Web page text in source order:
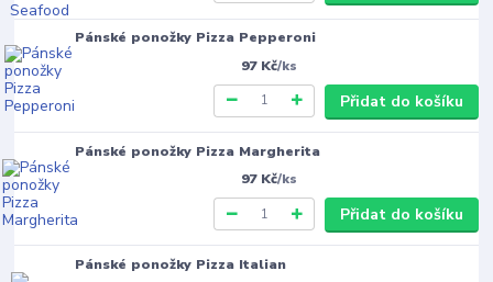
Pánské ponožky Pizza Pepperoni
97 Kč/ks
Přidat do košíku
Pánské ponožky Pizza Margherita
97 Kč/ks
Přidat do košíku
Pánské ponožky Pizza Italian